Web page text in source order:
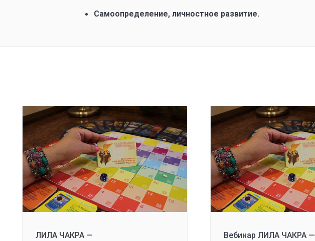
Самоопределение, личностное развитие.
ЛИЛА ЧАКРА —
Вебинар ЛИЛА ЧАКРА —